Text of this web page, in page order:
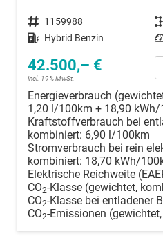
Fahrzeugnummer 1159988
Kraftstoff Hybrid Benzin
42.500,– €
incl. 19% MwSt.
Energieverbrauch
1,20 l/100km + 18,90 kWh/
Kraftstoffverbrauch bei
kombiniert: 6,90 l/100km
Stromverbrauch bei rein
kombiniert: 18,70 kWh/
Elektrische Reichweite
CO2-Klasse (gewichtet,
CO2-Klasse bei entladener
CO2-Emissionen